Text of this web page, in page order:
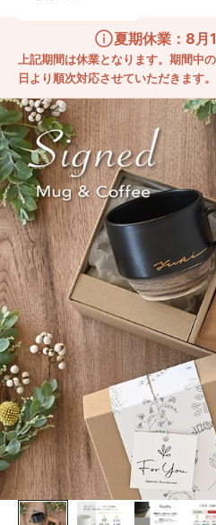
夏期休業：8月
上記期間は休業となります。期間中
日より順次対応させていただきます。